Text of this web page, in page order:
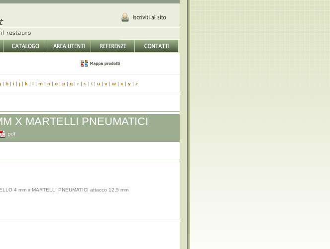
prodotti
| h | i | j | k | l | m | n | o | p | q | r | s | t| u | v | w | x | y | z
X MARTELLI PNEUMATICI
4 mm x MARTELLI PNEUMATICI attacco 12,5 mm